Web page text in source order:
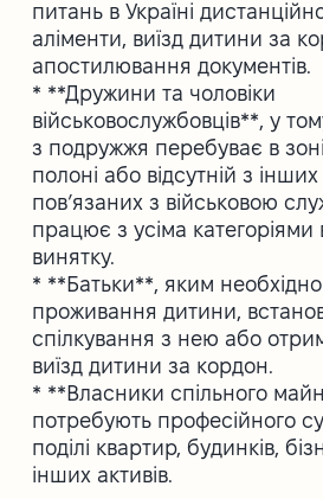
питань в Україні
аліменти, виїзд дитини за
апостилювання документів.
* **Дружини та чоловіки
військовослужбовців**, у
з подружжя перебуває в
полоні або відсутній з
пов’язаних з військовою
працює з усіма категоріями
винятку.
* **Батьки**, яким
проживання дитини,
спілкування з нею або
виїзд дитини за кордон.
* **Власники спільного
потребують професійного
поділі квартир, будинків,
інших активів.